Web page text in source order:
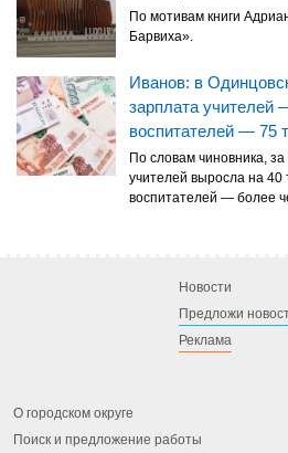
По мотивам книги
Барвиха».
Иванов: в
зарплата учителей
воспитателей — 75
По словам чиновника,
учителей выросла на 40
воспитателей — более
Новости
Предложи
Реклама
О городском округе
Поиск и предложение работы